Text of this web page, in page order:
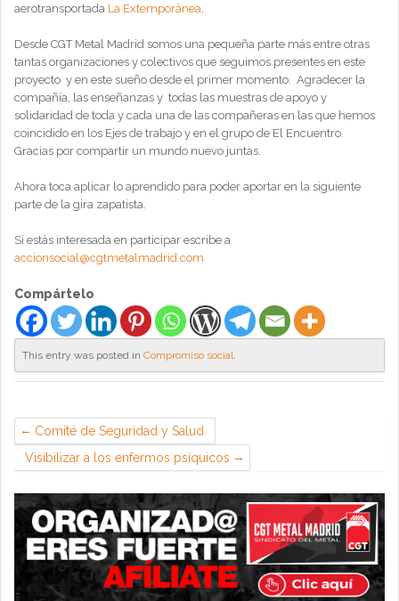
aerotransportada La Extemporánea.
Desde CGT Metal Madrid somos una pequeña parte más entre otras
tantas organizaciones y colectivos que seguimos presentes en este
proyecto y en este sueño desde el primer momento. Agradecer la
compañía, las enseñanzas y todas las muestras de apoyo y
solidaridad de toda y cada una de las compañeras en las que hemos
coincidido en los Ejes de trabajo y en el grupo de El Encuentro.
Gracias por compartir un mundo nuevo juntas.
Ahora toca aplicar lo aprendido para poder aportar en la siguiente
parte de la gira zapatista.
Si estás interesada en participar escribe a
accionsocial@cgtmetalmadrid.com
Compártelo
This entry was posted in Compromiso social.
Comité de Seguridad y Salud
Visibilizar a los enfermos psíquicos